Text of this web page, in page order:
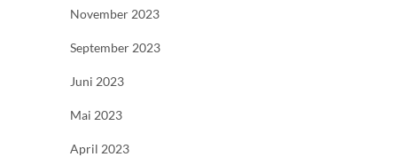
November 2023
September 2023
Juni 2023
Mai 2023
April 2023